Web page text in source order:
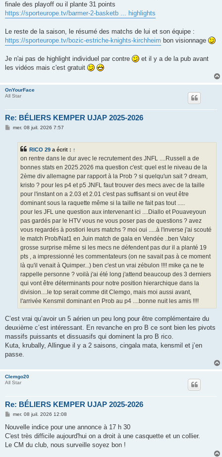
a
g
e
finale des playoff ou il plante 31 points
https://sporteurope.tv/barmer-2-basketb ... highlights
Le reste de la saison, le résumé des matchs de lui et son équipe :
https://sporteurope.tv/bozic-estriche-knights-kirchheim bon visionnage
Je n'ai pas de highlight individuel par contre
et il y a de la pub avant
les vidéos mais c'est gratuit
OnYourFace
All Star
Re: BÉLIERS KEMPER UJAP 2025-2026
Mmer. 08 juil. 2026 7:57
RICO 29 a écrit : ↑
on rentre dans le dur avec le recrutement des JNFL ....Russell a de
bonnes stats en 2025.2026 ma question c'est: quel est le niveau de la
2ème div allemagne par rapport à la Prob ? si quelqu'un sait ? dream,
kristo ? pour les p4 et p5 JNFL faut trouver des mecs avec de la taille
pour l'instant on a 2.03 et 2.01 c'est pas suffisant si on veut être
dominant sous la raquette même si la taille ne fait pas tout .....
pour les JFL une question aux intervenant ici ....Diallo et Pouaveyoun
pas gardés par le HTV vous ne vous poser pas de questions ? avez
vous regardés à postiori leurs matchs ? moi oui .....à l'inverse j'ai scouté
le match Prob/Nat1 en Juin match de gala en Vendée ..ben Valcy
grosse surprise même si les mecs ne défendent pas dur il a planté 19
pts , a impressionné les commentateurs (on ne savait pas à ce moment
là qu'il venait à Quimper...) ben c'est un vrai zébulon !!!! mike ça ne te
rappelle personne ? voilà j'ai été long j'attend beaucoup des 3 derniers
qui vont être déterminants pour notre position hierarchique dans la
division....le top serait comme dit Clemgo, mais moi aussi avant,
l'arrivée Kensmil dominant en Prob au p4 ....bonne nuit les amis !!!!
C’est vrai qu’avoir un 5 aérien un peu long pour être complémentaire du
deuxième c’est intéressant. En revanche en pro B ce sont bien les pivots
massifs puissants et dissuasifs qui dominent la pro B rico.
Kuta, krubally, Allingue il y a 2 saisons, cingala mata, kensmil et j’en
passe.
Clemgo20
All Star
Re: BÉLIERS KEMPER UJAP 2025-2026
M
s
a
g
mer. 08 juil. 2026 12:08
Nouvelle indice pour une annonce à 17 h 30
C'est très difficile aujourd'hui on a droit à une casquette et un collier.
Le CM du club, nous surveille soyez bon !